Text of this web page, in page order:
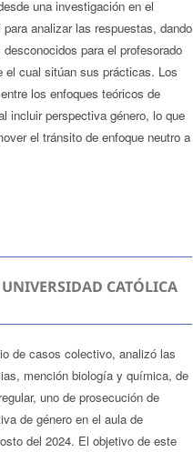
una investigación en el
analizar las respuestas, dando
para el profesorado
el cual sitúan sus prácticas. Los
los enfoques teóricos de
incluir perspectiva género, lo que
el tránsito de enfoque neutro a
CATÓLICA
de casos colectivo, analizó las
mención biología y química, de
uno de prosecución de
de género en el aula de
del 2024. El objetivo de este